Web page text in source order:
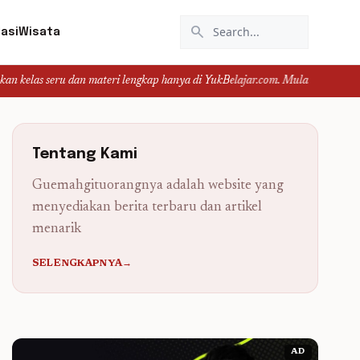
Wisata search
dan materi lengkap hanya di YukBelajar.com. Mulai langkah suksesmu
Tentang Kami
Guemahgituorangnya adalah website yang
menyediakan berita terbaru dan artikel
menarik
SELENGKAPNYA→
AD